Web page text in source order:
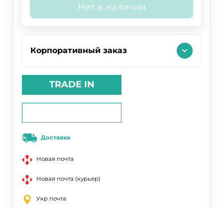
Нет в наличии
Корпоративный заказ
TRADE IN
Доставка
Новая почта
Новая почта (курьер)
Укр почта